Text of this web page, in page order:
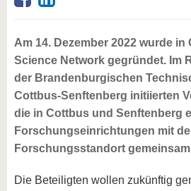
Am 14. Dezember 2022 wurde
Science Network gegründet. Im
der Brandenburgischen
Cottbus-Senftenberg initiierten
die in Cottbus und Senftenberg
Forschungseinrichtungen mit
Forschungsstandort
Die Beteiligten wollen zukünftig